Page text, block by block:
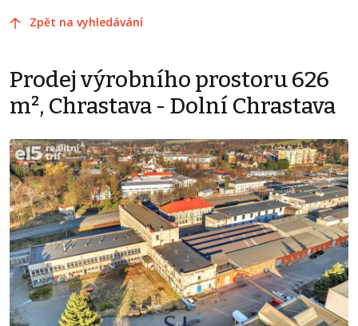
Zpět na vyhledávání
Prodej výrobního prostoru 626
m², Chrastava - Dolní Chrastava